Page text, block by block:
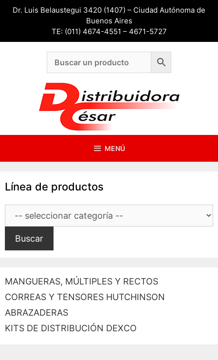
SaltarDr. Luis Belaustegui 3420 (1407) – Ciudad Autónoma de
Buenos Aires
TE: (011) 4674-4551 – 4671-5727
MENÚ
Línea de productos
Buscar
MANGUERAS, MÚLTIPLES Y RECTOS
CORREAS Y TENSORES HUTCHINSON
ABRAZADERAS
KITS DE DISTRIBUCIÓN DEXCO